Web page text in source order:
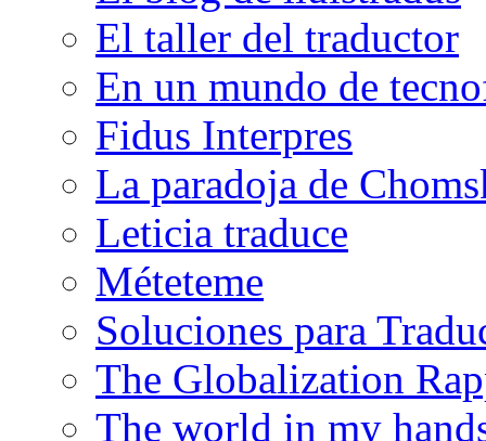
El taller del traductor
En un mundo de
Fidus Interpres
La paradoja de
Leticia traduce
Méteteme
Soluciones para
The Globalization
The world in my